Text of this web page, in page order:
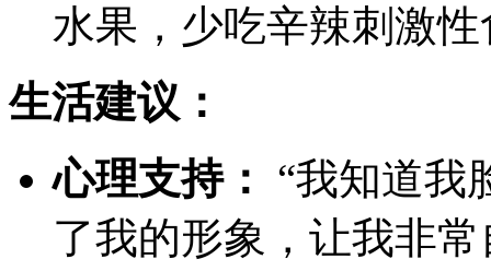
水果，少吃辛辣刺激
生活建议：
心理支持：
“我知道我
了我的形象，让我非